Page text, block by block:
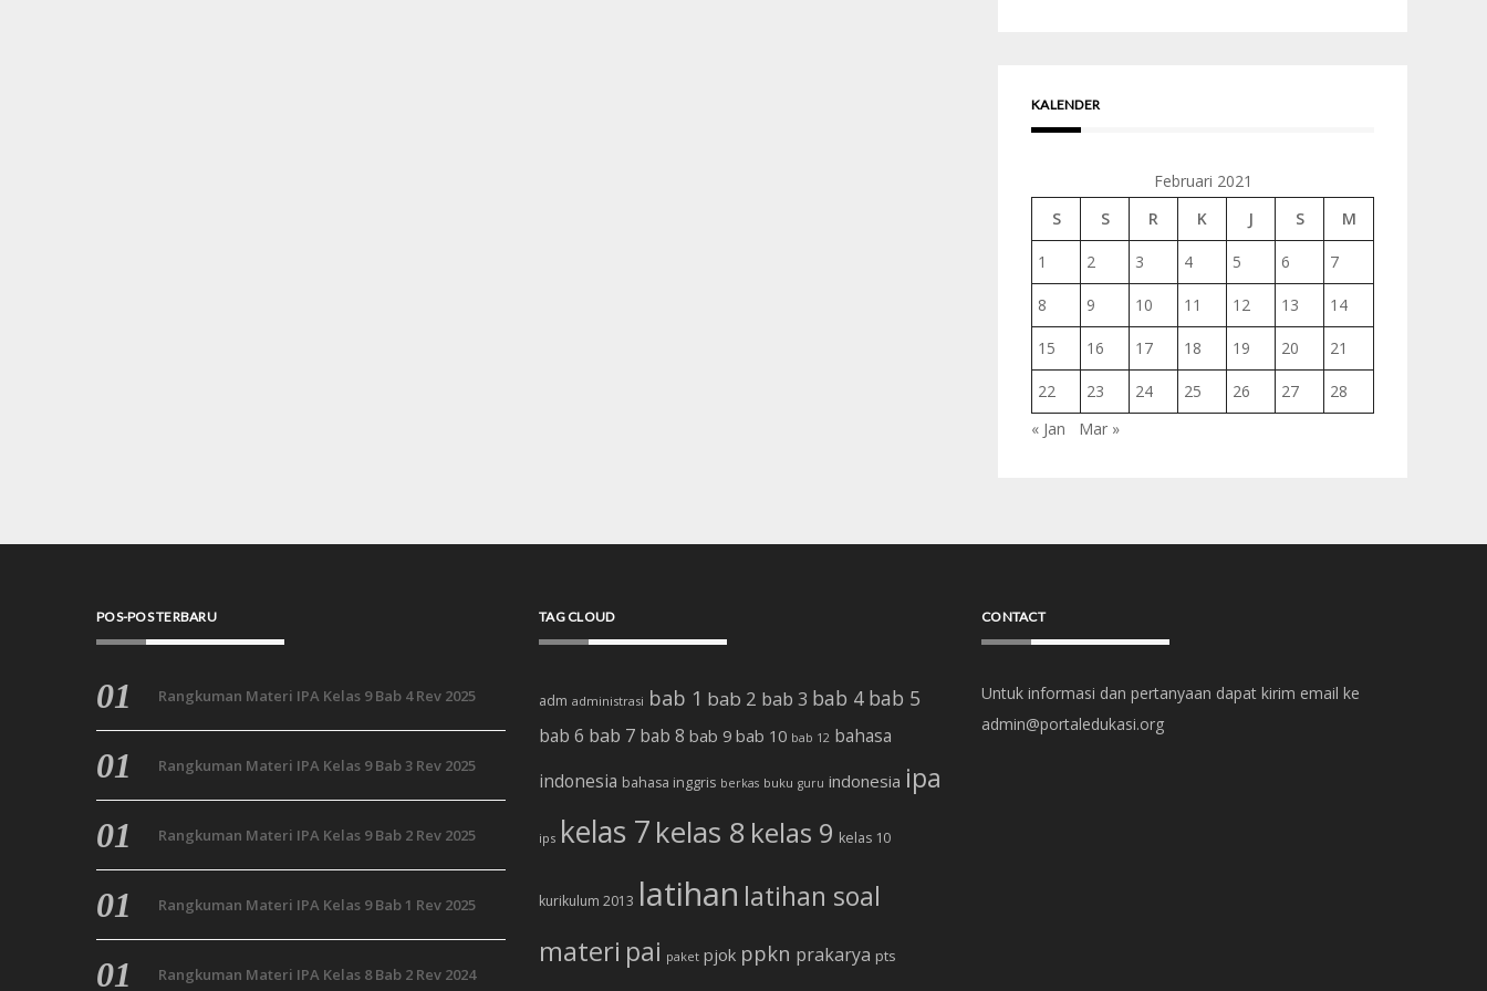
KALENDER
Februari 2021
S
S R K J S M
1 2 3 4 5 6 7
8 9 10 11 12 13 14
15 16 17 18 19 20 21
22 23 24 25 26 27
28
« Jan
Mar »
POS-POS TERBARU
Rangkuman Materi IPA Kelas 9 Bab 4 Rev 2025
Rangkuman Materi IPA Kelas 9 Bab 3 Rev 2025
Rangkuman Materi IPA Kelas 9 Bab 2 Rev 2025
Rangkuman Materi IPA Kelas 9 Bab 1 Rev 2025
Rangkuman Materi IPA Kelas 8 Bab 2 Rev 2024
TAG CLOUD
adm administrasi bab 1 bab 2 bab 3 bab 4 bab 5
bab 6 bab 7 bab 8 bab 9 bab 10 bab 12 bahasa
indonesia bahasa inggris berkas buku guru indonesia ipa
ips kelas 7kelas 8 kelas 9 kelas 10
kurikulum 2013 latihan latihan soal
materi pai paket pjok ppkn prakarya pts
CONTACT
Untuk informasi dan pertanyaan dapat kirim email ke
admin@portaledukasi.org